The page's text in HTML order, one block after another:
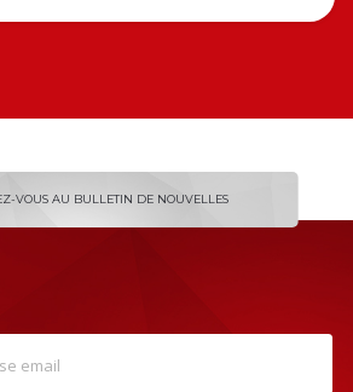
VOUS AU BULLETIN DE NOUVELLES